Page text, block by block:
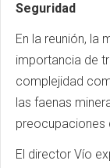
Seguridad
En la reunión, la
importancia de
complejidad
las faenas
preocupaciones
El director Vío